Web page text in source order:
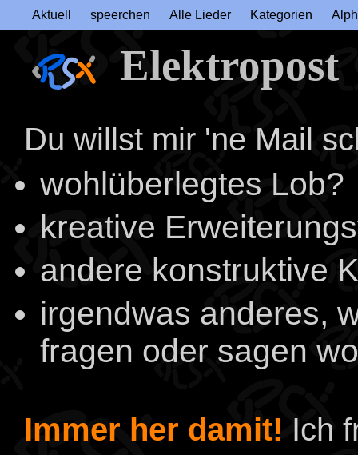
Aktuell speerchen Alle Lieder Kategorien
Elektropost
Du willst mir 'ne Mail
wohlüberlegtes Lob?
kreative
andere konstruktive
irgendwas anderes,
fragen oder sagen
Immer her damit! Ich